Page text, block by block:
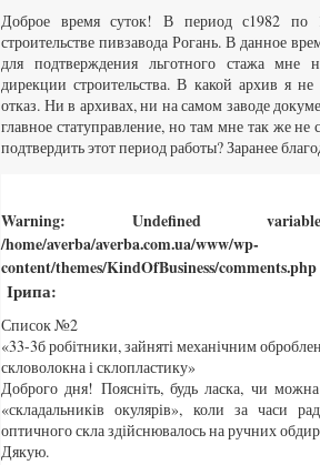
Доброе время суток! В период с1982 по
строительстве пивзавода Рогань. В данное
для подтверждения льготного стажа мне
дирекции строительства. В какой архив я
отказ. Ни в архивах, ни на самом заводе
главное статуправление, но там мне так же
подтвердить этот период работы? Заранее
Warning: Undefined
/home/averba/averba.com.ua/www/wp-
content/themes/KindOfBusiness/comments.php
Ірипа:
Список №2
«33-3б робітники, зайняті механічним
скловолокна і склопластику»
Доброго дня! Поясніть, будь ласка, чи
«складальників окулярів», коли за часи
оптичного скла здійснювалось на ручних
Дякую.